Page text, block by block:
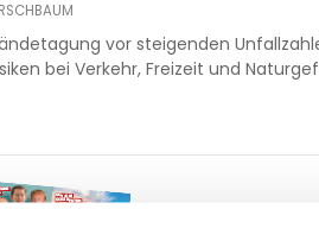
vor steigenden
bei Verkehr, Freizeit und